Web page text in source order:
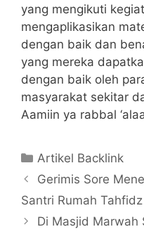
yang mengikuti
mengaplikasikan
dengan baik dan
yang mereka
dengan baik oleh
masyarakat sekitar
Aamiin ya rabbal
Kategori
Artikel Backlink
Gerimis Sore
Santri Rumah
Di Masjid Marwah